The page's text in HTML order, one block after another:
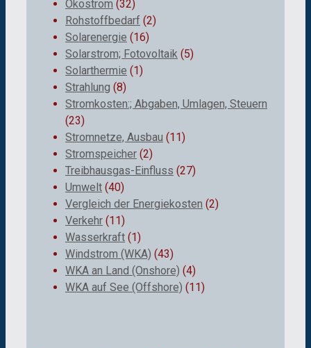
Ökostrom (32)
Rohstoffbedarf (2)
Solarenergie (16)
Solarstrom; Fotovoltaik (5)
Solarthermie (1)
Strahlung (8)
Stromkosten:; Abgaben, Umlagen, Steuern
(23)
Stromnetze, Ausbau (11)
Stromspeicher (2)
Treibhausgas-Einfluss (27)
Umwelt (40)
Vergleich der Energiekosten (2)
Verkehr (11)
Wasserkraft (1)
Windstrom (WKA) (43)
WKA an Land (Onshore) (4)
WKA auf See (Offshore) (11)